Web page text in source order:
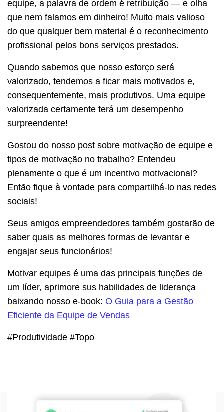
equipe, a palavra de ordem é retribuição — e olha
que nem falamos em dinheiro! Muito mais valioso
do que qualquer bem material é o reconhecimento
profissional pelos bons serviços prestados.
Quando sabemos que nosso esforço será
valorizado, tendemos a ficar mais motivados e,
consequentemente, mais produtivos. Uma equipe
valorizada certamente terá um desempenho
surpreendente!
Gostou do nosso post sobre motivação de equipe e
tipos de motivação no trabalho? Entendeu
plenamente o que é um incentivo motivacional?
Então fique à vontade para compartilhá-lo nas redes
sociais!
Seus amigos empreendedores também gostarão de
saber quais as melhores formas de levantar e
engajar seus funcionários!
Motivar equipes é uma das principais funções de
um líder, aprimore sus habilidades de liderança
baixando nosso e-book: O Guia para a Gestão
Eficiente da Equipe de Vendas
#Produtividade #Topo